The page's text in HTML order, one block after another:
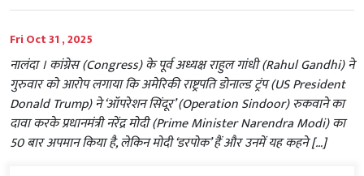
Fri Oct 31 , 2025
नालंदा । कांग्रेस (Congress) के पूर्व अध्यक्ष राहुल गांधी (Rahul Gandhi) ने
गुरुवार को आरोप लगाया कि अमेरिकी राष्ट्रपति डोनाल्ड ट्रंप (US President
Donald Trump) ने ‘ऑपरेशन सिंदूर’ (Operation Sindoor) रुकवाने का
दावा करके प्रधानमंत्री नरेंद्र मोदी (Prime Minister Narendra Modi) का
50 बार अपमान किया है, लेकिन मोदी ‘डरपोक’ हैं और उनमें यह कहने […]